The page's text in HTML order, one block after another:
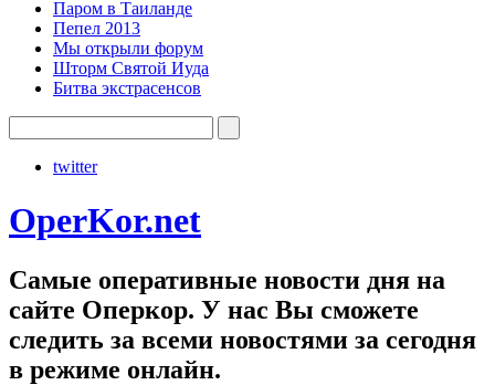
Паром в Таиланде
Пепел 2013
Мы открыли форум
Шторм Святой Иуда
Битва экстрасенсов
twitter
OperKor.net
Самые оперативные новости дня на
сайте Оперкор. У нас Вы сможете
следить за всеми новостями за сегодня
в режиме онлайн.